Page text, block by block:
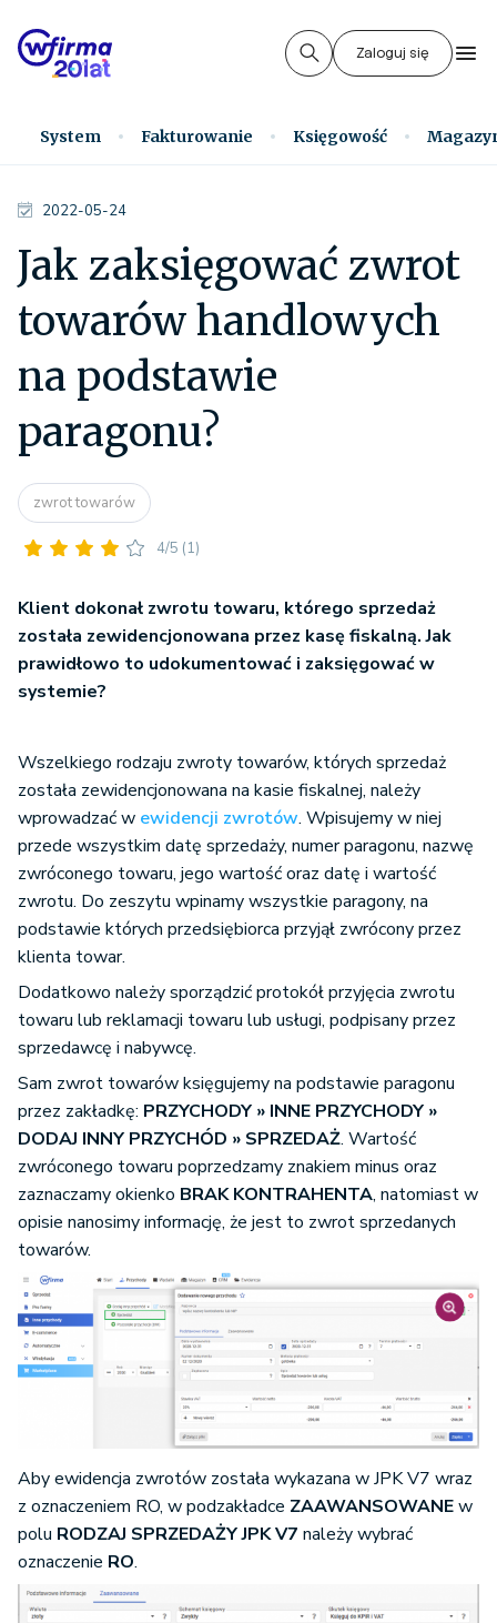
Zaloguj się
System Fakturowanie Księgowość
2022-05-24
Jak zaksięgować zwrot
towarów handlowych
na podstawie
paragonu?
zwrot towarów
4/5 (1)
Klient dokonał zwrotu towaru, którego sprzedaż
została zewidencjonowana przez kasę fiskalną. Jak
prawidłowo to udokumentować i zaksięgować w
systemie?
Wszelkiego rodzaju zwroty towarów, których sprzedaż
została zewidencjonowana na kasie fiskalnej, należy
wprowadzać w ewidencji zwrotów. Wpisujemy w niej
przede wszystkim datę sprzedaży, numer paragonu, nazwę
zwróconego towaru, jego wartość oraz datę i wartość
zwrotu. Do zeszytu wpinamy wszystkie paragony, na
podstawie których przedsiębiorca przyjął zwrócony przez
klienta towar.
Dodatkowo należy sporządzić protokół przyjęcia zwrotu
towaru lub reklamacji towaru lub usługi, podpisany przez
sprzedawcę i nabywcę.
Sam zwrot towarów księgujemy na podstawie paragonu
przez zakładkę: PRZYCHODY » INNE PRZYCHODY »
DODAJ INNY PRZYCHÓD » SPRZEDAŻ. Wartość
zwróconego towaru poprzedzamy znakiem minus oraz
zaznaczamy okienko BRAK KONTRAHENTA, natomiast w
opisie nanosimy informację, że jest to zwrot sprzedanych
towarów.
Aby ewidencja zwrotów została wykazana w JPK V7 wraz
z oznaczeniem RO, w podzakładce ZAAWANSOWANEw
polu RODZAJ SPRZEDAŻY JPK V7 należy wybrać
oznaczenie RO.